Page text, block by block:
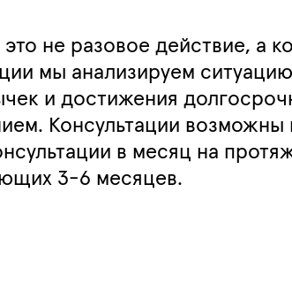
не разовое действие, а
мы анализируем
и достижения
Консультации
в месяц на
3-6 месяцев.